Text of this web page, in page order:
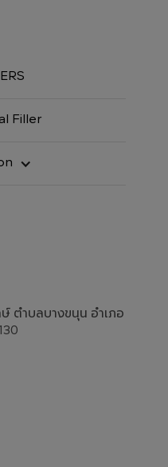
Filler
ตำบลบางขนุน อำเภอ